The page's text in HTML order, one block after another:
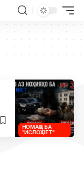
НОМАҲО БА
"ИСЛОҲ.НЕТ"